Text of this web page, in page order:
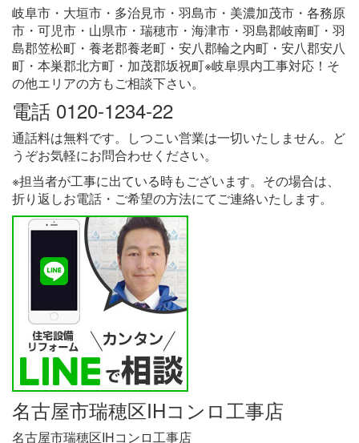
岐阜市・大垣市・多治見市・羽島市・美濃加茂市・各務原
市・可児市・山県市・瑞穂市・海津市・羽島郡岐南町・羽
島郡笠松町・養老郡養老町・安八郡輪之内町・安八郡安八
町・本巣郡北方町・加茂郡坂祝町※岐阜県内工事対応！そ
の他エリアの方もご相談下さい。
電話 0120-1234-22
通話料は無料です。しつこい営業は一切いたしません。ど
うぞお気軽にお問合わせください。
※担当者が工事に出ている時もございます。その場合は、
折り返しお電話・ご希望の方法にてご連絡いたします。
名古屋市瑞穂区IHコンロ工事店
名古屋市瑞穂区IHコンロ工事店